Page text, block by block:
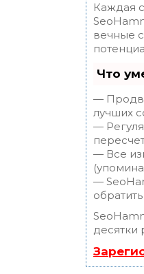
Каждая
вечные
Что
—
лучших
—
— Все
—
десятки